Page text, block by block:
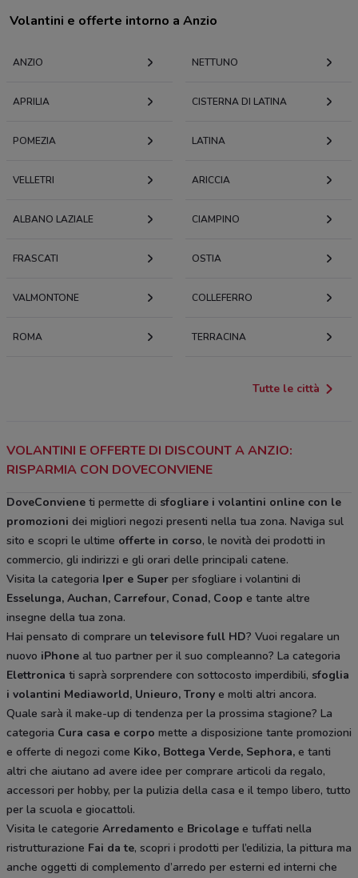
Volantini e offerte intorno a Anzio
ANZIO NETTUNO
APRILIA CISTERNA DI LATINA
POMEZIA LATINA
VELLETRI ARICCIA
ALBANO LAZIALE CIAMPINO
FRASCATI OSTIA
VALMONTONE COLLEFERRO
ROMA TERRACINA
Tutte le città
VOLANTINI E OFFERTE DI DISCOUNT A ANZIO:
RISPARMIA CON DOVECONVIENE
DoveConviene ti permette di sfogliare i volantini online con le
promozioni dei migliori negozi presenti nella tua zona. Naviga sul
sito e scopri le ultime offerte in corso, le novità dei prodotti in
commercio, gli indirizzi e gli orari delle principali catene.
Visita la categoria Iper e Super per sfogliare i volantini di
Esselunga, Auchan, Carrefour, Conad, Coop e tante altre
insegne della tua zona.
Hai pensato di comprare untelevisore full HD? Vuoi regalare un
nuovo iPhone al tuo partner per il suo compleanno? La categoria
Elettronica ti saprà sorprendere con sottocosto imperdibili, sfoglia
i volantini Mediaworld, Unieuro, Trony e molti altri ancora.
Quale sarà il make-up di tendenza per la prossima stagione? La
categoria Cura casa e corpo mette a disposizione tante promozioni
e offerte di negozi come Kiko, Bottega Verde, Sephora, e tanti
altri che aiutano ad avere idee per comprare articoli da regalo,
accessori per hobby, per la pulizia della casa e il tempo libero, tutto
per la scuola e giocattoli.
Visita le categorie Arredamento e Bricolage e tuffati nella
ristrutturazione Fai da te, scopri i prodotti per l’edilizia, la pittura ma
anche oggetti di complemento d’arredo per esterni ed interni che